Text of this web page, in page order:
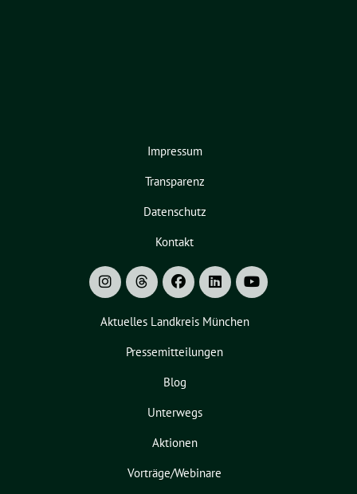
Impressum
Transparenz
Datenschutz
Kontakt
Aktuelles Landkreis München
Pressemitteilungen
Blog
Unterwegs
Aktionen
Vorträge/Webinare